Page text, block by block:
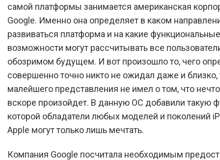
самой платформы занимается американская
Google. Именно она определяет в каком
развиваться платформа и на какие функциональные
возможности могут рассчитывать все
обозримом будущем. И вот произошло то, чего
совершенно точно никто не ожидал даже и близко,
малейшего представления не имел о том, что
вскоре произойдет. В данную ОС добавили такую
которой обладатели любых моделей и поколений
Apple могут только лишь мечтать.
Компания Google посчитала необходимым